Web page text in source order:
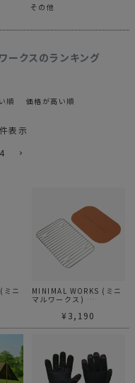
その他
クスのランキング
順 価格が高い順
件表示
4
ミニ
サ
MINIMAL WORKS (ミニ
マルワークス)
STEAM GRILL SET メス
¥ 3,190